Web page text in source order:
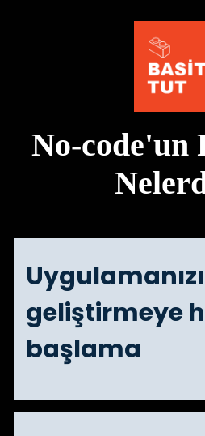
No-code'un
Uygulamanızı
geliştirmeye
başlama